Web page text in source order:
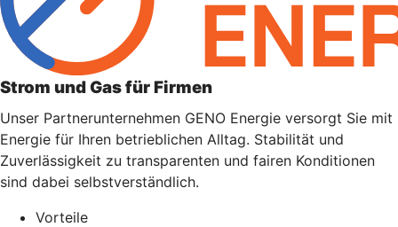
Strom und Gas für Firmen
Unser Partnerunternehmen GENO Energie versorgt Sie mit
Energie für Ihren betrieblichen Alltag. Stabilität und
Zuverlässigkeit zu transparenten und fairen Konditionen
sind dabei selbstverständlich.
Vorteile